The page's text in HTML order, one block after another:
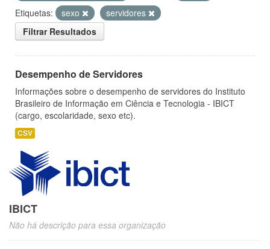
Etiquetas:
sexo
servidores
Filtrar Resultados
Desempenho de Servidores
Informações sobre o desempenho de servidores do Instituto
Brasileiro de Informação em Ciência e Tecnologia - IBICT
(cargo, escolaridade, sexo etc).
CSV
IBICT
Não há descrição para essa organização